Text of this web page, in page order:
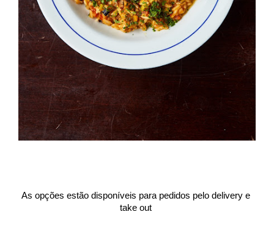
As opções estão disponíveis para pedidos pelo delivery e
take out